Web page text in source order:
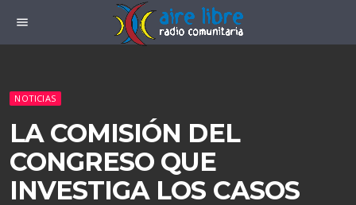
menu
NOTICIAS
LA COMISIÓN DEL
CONGRESO QUE
INVESTIGA LOS CASOS